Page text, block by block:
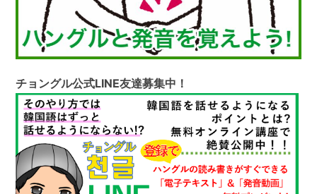
チョングル公式LINE友達募集中！